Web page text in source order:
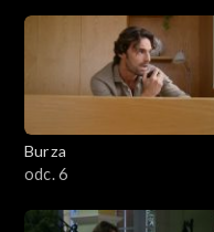
Burza
odc. 6